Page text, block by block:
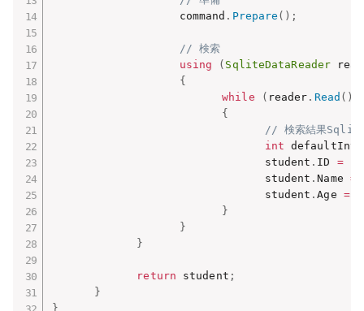
command . Prepare ( ) ;
// 検索
using
( SqliteDataReader
{
while
( reader . Read ( )
{
// 検索結果
int defaultInt
student . ID = ID
student .Name =
student .Age =
}
}
}
return student ;
}
}